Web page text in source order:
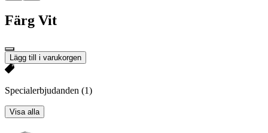
Färg Vit
Lägg till i varukorgen
Specialerbjudanden (1)
Visa alla